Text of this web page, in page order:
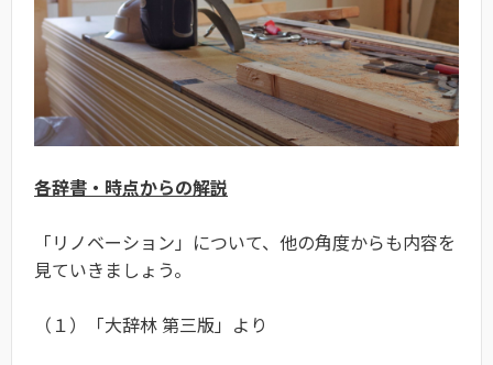
各辞書・時点からの解説
「リノベーション」について、他の角度からも内容を
見ていきましょう。
（１）「大辞林 第三版」より